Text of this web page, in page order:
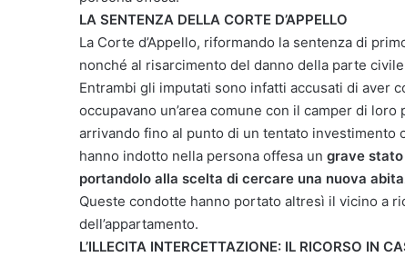
LA SENTENZA DELLA CORTE D’APPELLO
La Corte d’Appello, riformando la sentenza di
nonché al risarcimento del danno della parte
Entrambi gli imputati sono infatti accusati di aver
occupavano un’area comune con il camper di
arrivando fino al punto di un tentato investimento
hanno indotto nella persona offesa un grave stato
portandolo alla scelta di cercare una nuova
Queste condotte hanno portato altresì il vicino a
dell’appartamento.
L’ILLECITA INTERCETTAZIONE: IL RICORSO IN